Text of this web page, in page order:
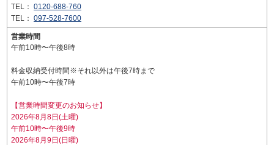
TEL： 0120-688-760
TEL： 097-528-7600
営業時間
午前10時〜午後8時
料金収納受付時間※それ以外は午後7時まで
午前10時〜午後7時
【営業時間変更のお知らせ】
2026年8月8日(土曜)
午前10時〜午後9時
2026年8月9日(日曜)